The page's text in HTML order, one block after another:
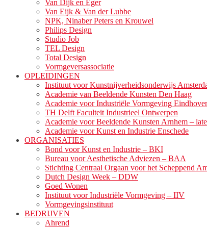
Van Dijk en Eger
Van Eijk & Van der Lubbe
NPK, Ninaber Peters en Krouwel
Philips Design
Studio Job
TEL Design
Total Design
Vormgeversassociatie
OPLEIDINGEN
Instituut voor Kunstnijverheidsonderwijs
Academie van Beeldende Kunsten Den Haag
Academie voor Industriële Vormgeving
TH Delft Faculteit Industrieel Ontwerpen
Academie voor Beeldende Kunsten Arnhem –
Academie voor Kunst en Industrie Enschede
ORGANISATIES
Bond voor Kunst en Industrie – BKI
Bureau voor Aesthetische Adviezen – BAA
Stichting Centraal Orgaan voor het Scheppend
Dutch Design Week – DDW
Goed Wonen
Instituut voor Industriële Vormgeving – IIV
Vormgevingsinstituut
BEDRIJVEN
Ahrend